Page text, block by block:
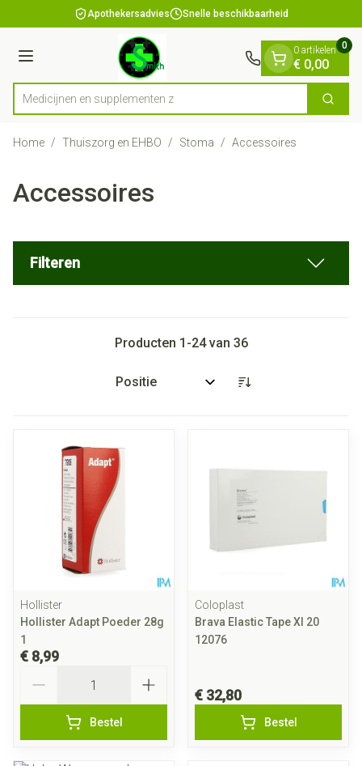
Ga naar de inhoudApothekersadvies Snelle beschikbaarheid
Menu
Product, merk, categorie...
Medicijnen Zoek
0 artikelen
€ 0,00
0
Home / Thuiszorg en EHBO / Stoma / Accessoires
Accessoires
Filteren
Producten 1 -24van 36
Sorteer op:
Hollister
Hollister Adapt Poeder 28g
1
€ 8,99
Bestel
Coloplast
Brava Elastic Tape Xl 20
12076
€ 32,80
Bestel